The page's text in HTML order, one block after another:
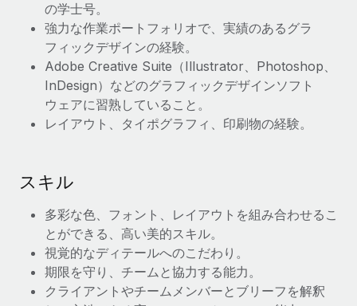
Remoteの製品アップデート：GustoとXeroの統合お
よびContractor Management Plus（契約社員管理
プラス）
Remoteの使命は、世界のどこにいても、あらゆる規模の企業が
業務に最適な人材を採用し、管理し、給与を支給できるようにす
ることです。この数週間で、新しい統合、機能、改良点をリリー
給与詐欺：種類、事例、ビジネスを守る方法
給与, 賃金は詐欺の特に魅力的な標的です。多額の資金がシステ
ム間で頻繁に移動しているためです。このため、自社のビジネス
を保護することは極めて重要です。...
の学士号。
強力な作業ポートフォリオで、実績のあるグラ
フィックデザインの経験。
Adobe Creative Suite（Illustrator、Photoshop、
InDesign）などのグラフィックデザインソフト
ウェアに習熟していること。
レイアウト、タイポグラフィ、印刷物の経験。
スキル
多彩な色、フォント、レイアウトを組み合わせるこ
とができる、高い美的スキル。
視覚的なディテールへのこだわり。
期限を守り、チームと協力する能力。
クライアントやチームメンバーとブリーフを解釈